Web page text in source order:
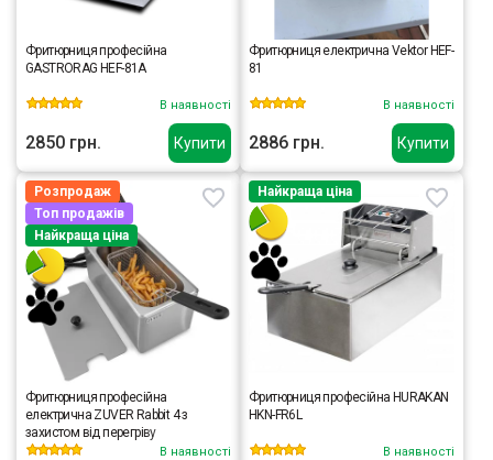
Купити
Фритюрниця професійна
GASTRORAG HEF-81A
В наявності
2850 грн. Купити
Фритюрниця електрична Vektor HEF-
81
В наявності
2886 грн.
Розпродаж
Топ продажів
Найкраща ціна
Фритюрниця професійна
електрична ZUVER Rabbit 4 з
захистом від перегріву
В наявності
Найкраща ціна
Фритюрниця професійна HURAKAN
HKN-FR6L
В наявності